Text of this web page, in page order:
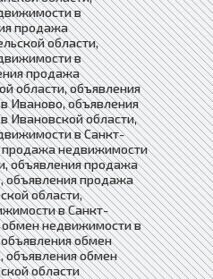
в
продажа
области,
в
продажа
области, объявления
Иваново, объявления
Ивановской области,
в Санкт-
продажа недвижимости
объявления продажа
объявления продажа
области,
в Санкт-
обмен недвижимости в
обмен
обмен
области